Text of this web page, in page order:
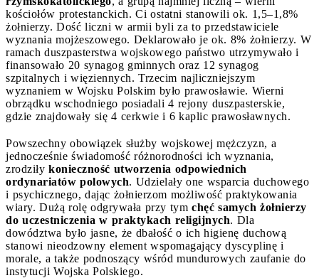
kościołów protestanckich. Ci ostatni stanowili ok. 1,5–1,8%
żołnierzy. Dość liczni w armii byli za to przedstawiciele
wyznania mojżeszowego. Deklarowało je ok. 8% żołnierzy. W
ramach duszpasterstwa wojskowego państwo utrzymywało i
finansowało 20 synagog gminnych oraz 12 synagog
szpitalnych i więziennych. Trzecim najliczniejszym
wyznaniem w Wojsku Polskim było prawosławie. Wierni
obrządku wschodniego posiadali 4 rejony duszpasterskie,
gdzie znajdowały się 4 cerkwie i 6 kaplic prawosławnych.
Powszechny obowiązek służby wojskowej mężczyzn, a
jednocześnie świadomość różnorodności ich wyznania,
zrodziły konieczność utworzenia odpowiednich
ordynariatów polowych. Udzielały one wsparcia duchowego
i psychicznego, dając żołnierzom możliwość praktykowania
wiary. Dużą rolę odgrywała przy tym chęć samych żołnierzy
do uczestniczenia w praktykach religijnych. Dla
dowództwa było jasne, że dbałość o ich higienę duchową
stanowi nieodzowny element wspomagający dyscyplinę i
morale, a także podnoszący wśród mundurowych zaufanie do
instytucji Wojska Polskiego.